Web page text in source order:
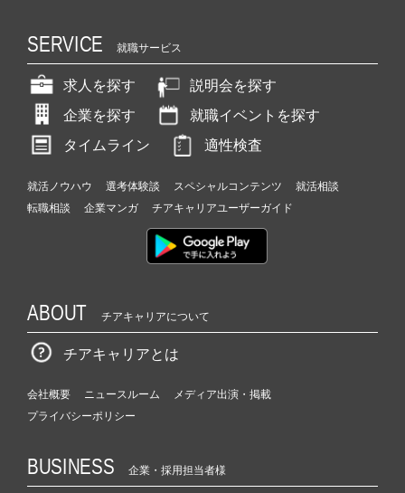
SERVICE 就職サービス
求人を探す
説明会を探す
企業を探す
就職イベントを探す
タイムライン
適性検査
就活ノウハウ 選考体験談 スペシャルコンテンツ
就活相談
転職相談
企業マンガ チアキャリアユーザーガイド
ABOUT チアキャリアについて
チアキャリアとは
会社概要 ニュースルーム
メディア出演・掲載
プライバシーポリシー
BUSINESS 企業・採用担当者様